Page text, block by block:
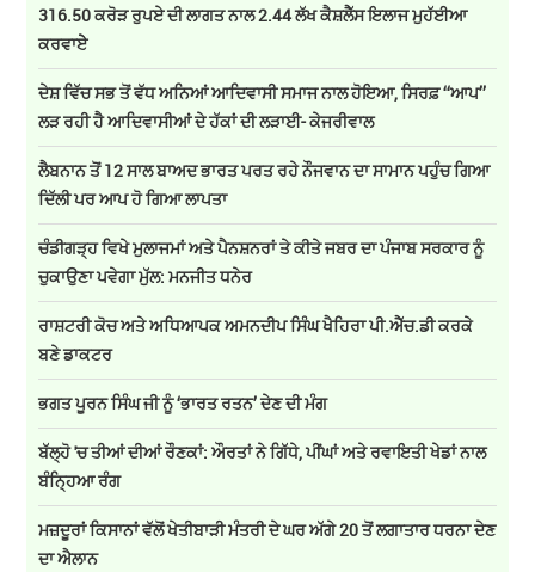
316.50 ਕਰੋੜ ਰੁਪਏ ਦੀ ਲਾਗਤ ਨਾਲ 2.44 ਲੱਖ ਕੈਸ਼ਲੈੱਸ ਇਲਾਜ ਮੁਹੱਈਆ
ਕਰਵਾਏੇ
ਦੇਸ਼ ਵਿੱਚ ਸਭ ਤੋਂ ਵੱਧ ਅਨਿਆਂ ਆਦਿਵਾਸੀ ਸਮਾਜ ਨਾਲ ਹੋਇਆ, ਸਿਰਫ਼ ‘‘ਆਪ’’
ਲੜ ਰਹੀ ਹੈ ਆਦਿਵਾਸੀਆਂ ਦੇ ਹੱਕਾਂ ਦੀ ਲੜਾਈ- ਕੇਜਰੀਵਾਲ
ਲੈਬਨਾਨ ਤੋਂ 12 ਸਾਲ ਬਾਅਦ ਭਾਰਤ ਪਰਤ ਰਹੇ ਨੌਜਵਾਨ ਦਾ ਸਾਮਾਨ ਪਹੁੰਚ ਗਿਆ
ਦਿੱਲੀ ਪਰ ਆਪ ਹੋ ਗਿਆ ਲਾਪਤਾ
ਚੰਡੀਗੜ੍ਹ ਵਿਖੇ ਮੁਲਾਜਮਾਂ ਅਤੇ ਪੈਨਸ਼ਨਰਾਂ ਤੇ ਕੀਤੇ ਜਬਰ ਦਾ ਪੰਜਾਬ ਸਰਕਾਰ ਨੂੰ
ਚੁਕਾਉਣਾ ਪਵੇਗਾ ਮੁੱਲ: ਮਨਜੀਤ ਧਨੇਰ
ਰਾਸ਼ਟਰੀ ਕੋਚ ਅਤੇ ਅਧਿਆਪਕ ਅਮਨਦੀਪ ਸਿੰਘ ਖੈਹਿਰਾ ਪੀ.ਐੱਚ.ਡੀ ਕਰਕੇ
ਬਣੇ ਡਾਕਟਰ
ਭਗਤ ਪੂਰਨ ਸਿੰਘ ਜੀ ਨੂੰ ‘ਭਾਰਤ ਰਤਨ’ ਦੇਣ ਦੀ ਮੰਗ
ਬੱਲ੍ਹੋ 'ਚ ਤੀਆਂ ਦੀਆਂ ਰੌਣਕਾਂ: ਔਰਤਾਂ ਨੇ ਗਿੱਧੇ, ਪੀਂਘਾਂ ਅਤੇ ਰਵਾਇਤੀ ਖੇਡਾਂ ਨਾਲ
ਬੰਨ੍ਹਿਆ ਰੰਗ
ਮਜ਼ਦੂਰਾਂ ਕਿਸਾਨਾਂ ਵੱਲੋਂ ਖੇਤੀਬਾੜੀ ਮੰਤਰੀ ਦੇ ਘਰ ਅੱਗੇ 20 ਤੋਂ ਲਗਾਤਾਰ ਧਰਨਾ ਦੇਣ
ਦਾ ਐਲਾਨ